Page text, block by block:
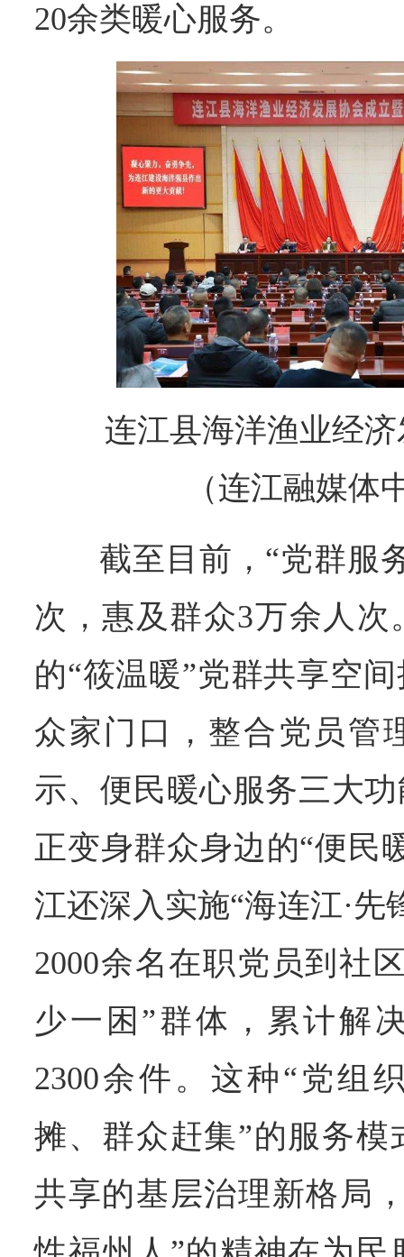
20余类暖心服务。
连江县海洋渔业经
（连江融媒体
截至目前，“党群服
次，惠及群众3万余人
的“筱温暖”党群共享空
众家门口，整合党员管
示、便民暖心服务三大
正变身群众身边的“便民
江还深入实施“海连江·先
2000余名在职党员到社
少一困”群体，累计解
2300余件。这种“党组
摊、群众赶集”的服务
共享的基层治理新格局